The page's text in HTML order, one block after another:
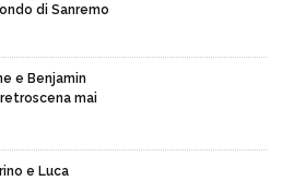
di Sanremo
e Benjamin
mai
e Luca